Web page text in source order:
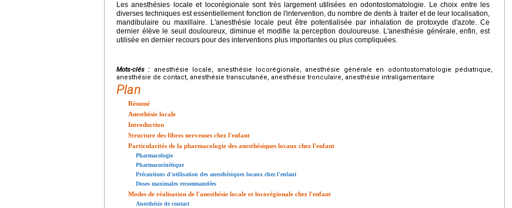
Les anesthésies locale et locorégionale sont très largement utilisées en odontostomatologie. Le choix entre les
diverses techniques est essentiellement fonction de l'intervention, du nombre de dents à traiter et de leur localisation,
mandibulaire ou maxillaire. L'anesthésie locale peut être potentialisée par inhalation de protoxyde d'azote. Ce
dernier élève le seuil douloureux, diminue et modifie la perception douloureuse. L'anesthésie générale, enfin, est
utilisée en dernier recours pour des interventions plus importantes ou plus compliquées.
Mots-clés : anesthésie locale, anesthésie locorégionale, anesthésie générale en odontostomatologie pédiatrique,
anesthésie de contact, anesthésie transcutanée, anesthésie tronculaire, anesthésie intraligamentaire
Plan
Résumé
Anesthésie locale
Introduction
Structure des fibres nerveuses chez l'enfant
Particularités de la pharmacologie des anesthésiques locaux chez l'enfant
Pharmacologie
Pharmacocinétique
Précautions d'utilisation des anesthésiques locaux chez l'enfant
Doses maximales recommandées
Modes de réalisation de l'anesthésie locale et locorégionale chez l'enfant
Anesthésie de contact